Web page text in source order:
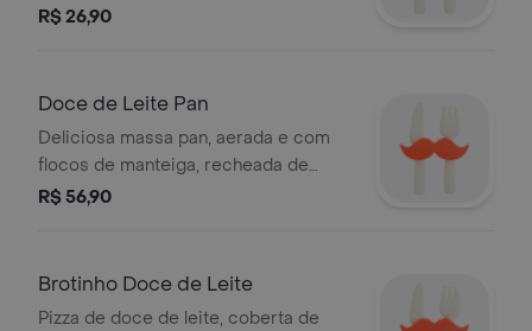
em açúcar e canela, e cobertos com
R$ 26,90
Doce de Leite Pan
Deliciosa massa pan, aerada e com
flocos de manteiga, recheada de
doce de leite e açúcar.
R$ 56,90
Brotinho Doce de Leite
Pizza de doce de leite, coberta de